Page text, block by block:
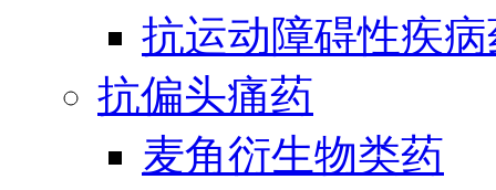
抗运动障碍性疾
抗偏头痛药
麦角衍生物类药